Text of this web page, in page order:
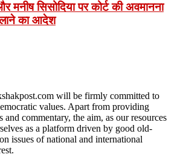
मनीष सिसोदिया पर कोर्ट की अवमानना
का आदेश
will be firmly committed to
values. Apart from providing
and commentary, the aim, as our resources
as a platform driven by good old-
issues of national and international